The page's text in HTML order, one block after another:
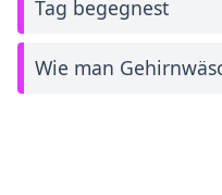
Tag begegnest
Wie man